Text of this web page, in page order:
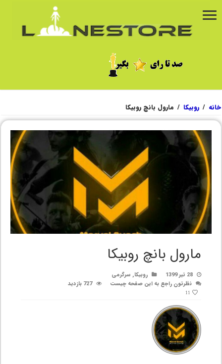
خانه / روبیکا / مارول بانچ روبیکا
مارول بانچ روبیکا
28 تیر 1399 روبیکا, سرگرمی
نظرتون راجع به این صفحه چیست
727 بازدید
11